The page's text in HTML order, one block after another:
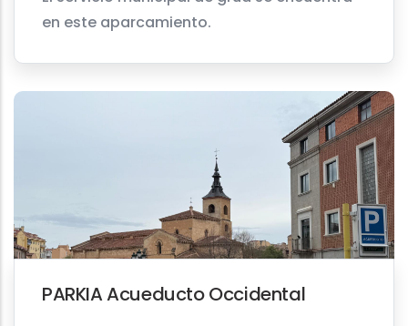
en este aparcamiento.
PARKIA Acueducto Occidental